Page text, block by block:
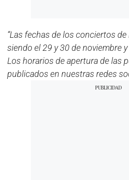
“Las fechas de los conciertos
siendo el 29 y 30 de noviembre
Los horarios de apertura de las
publicados en nuestras redes